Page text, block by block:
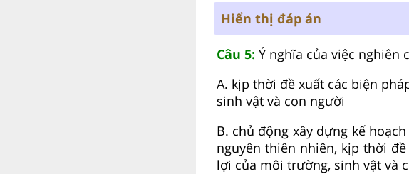
Hiển thị đáp án
Câu 5: Ý nghĩa của việc nghiên
A. kịp thời đề xuất các biện
sinh vật và con người
B. chủ động xây dựng kế
nguyên thiên nhiên, kịp thời
lợi của môi trường, sinh vật và